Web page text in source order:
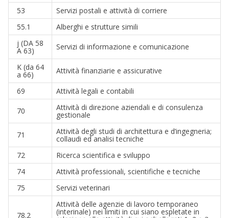
53
Servizi postali e attività di corriere
55.1
Alberghi e strutture simili
j (DA 58
A 63) Servizi di informazione e comunicazione
K (da 64
a 66) Attività finanziarie e assicurative
69 Attività legali e contabili
70 Attività di direzione aziendali e di consulenza
gestionale
71 Attività degli studi di architettura e d’ingegneria;
collaudi ed analisi tecniche
72
Ricerca scientifica e sviluppo
74
Attività professionali, scientifiche e tecniche
75
Servizi veterinari
78.2
Attività delle agenzie di lavoro temporaneo
(interinale) nei limiti in cui siano espletate in